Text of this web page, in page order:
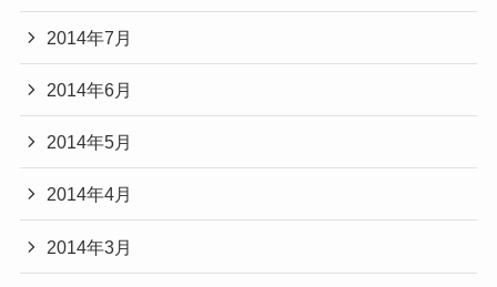
2014年7月
2014年6月
2014年5月
2014年4月
2014年3月